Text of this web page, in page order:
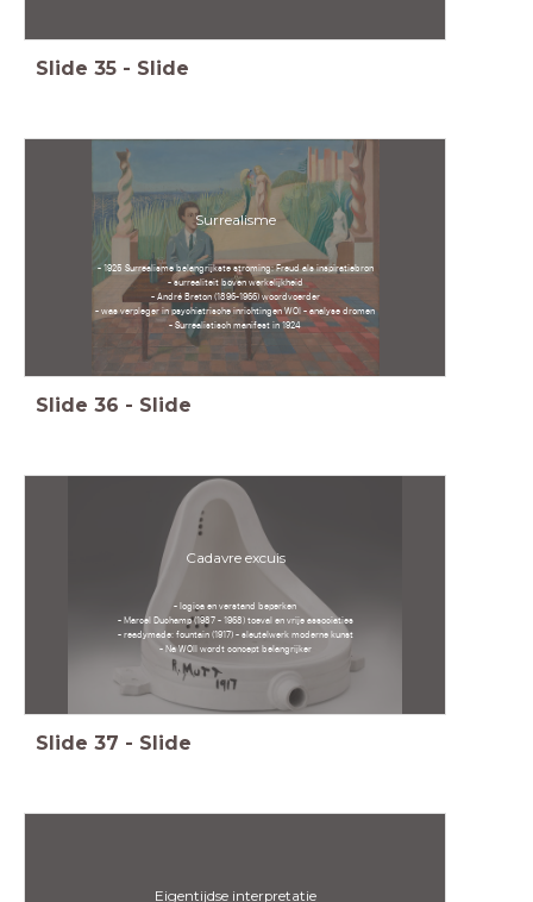
Slide 35 - Slide
Surrealisme
- 1925 Surrealisme belangrijkste stroming: Freud als inspiratiebron
- surrealiteit boven werkelijkheid
- André Breton (1896-1966) woordvoerder
- was verpleger in psychiatrische inrichtingen WOI - analyse dromen
- Surrealistisch manifest in 1924
Slide 36 - Slide
Cadavre excuis
- logica en verstand beperken
- Marcel Duchamp (1987 - 1968) toeval en vrije associaties
- readymade: fountain (1917) - sleutelwerk moderne kunst
- Na WOII wordt concept belangrijker
Slide 37 - Slide
Eigentijdse interpretatie